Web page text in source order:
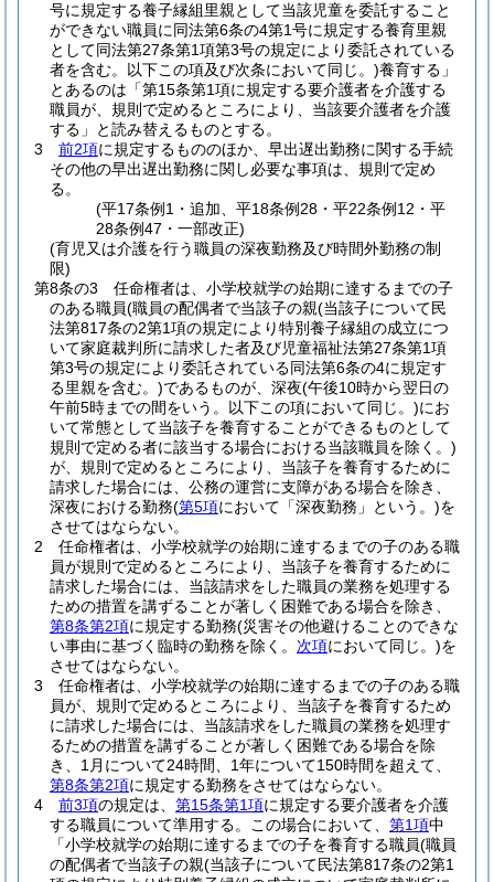
号に規定する養子縁組里親として当該児童を委託すること
ができない職員に同法第6条の4第1号に規定する養育里親
として同法第27条第1項第3号の規定により委託されている
者を含む。以下この項及び次条において同じ。)養育する」
とあるのは「第15条第1項に規定する要介護者を介護する
職員が、規則で定めるところにより、当該要介護者を介護
する」と読み替えるものとする。
3
前2項に規定するもののほか、早出遅出勤務に関する手続
その他の早出遅出勤務に関し必要な事項は、規則で定め
る。
(平17条例1・追加、平18条例28・平22条例12・平
28条例47・一部改正)
(育児又は介護を行う職員の深夜勤務及び時間外勤務の制
限)
第8条の3
任命権者は、小学校就学の始期に達するまでの子
のある職員(職員の配偶者で当該子の親(当該子について民
法第817条の2第1項の規定により特別養子縁組の成立につ
いて家庭裁判所に請求した者及び児童福祉法第27条第1項
第3号の規定により委託されている同法第6条の4に規定す
る里親を含む。)であるものが、深夜(午後10時から翌日の
午前5時までの間をいう。以下この項において同じ。)にお
いて常態として当該子を養育することができるものとして
規則で定める者に該当する場合における当該職員を除く。)
が、規則で定めるところにより、当該子を養育するために
請求した場合には、公務の運営に支障がある場合を除き、
深夜における勤務(第5項において「深夜勤務」という。)を
させてはならない。
2
任命権者は、小学校就学の始期に達するまでの子のある職
員が規則で定めるところにより、当該子を養育するために
請求した場合には、当該請求をした職員の業務を処理する
ための措置を講ずることが著しく困難である場合を除き、
第8条第2項に規定する勤務(災害その他避けることのできな
い事由に基づく臨時の勤務を除く。 次項において同じ。)を
させてはならない。
3
任命権者は、小学校就学の始期に達するまでの子のある職
員が、規則で定めるところにより、当該子を養育するため
に請求した場合には、当該請求をした職員の業務を処理す
るための措置を講ずることが著しく困難である場合を除
き、1月について24時間、1年について150時間を超えて、
第8条第2項に規定する勤務をさせてはならない。
4
前3項の規定は、 第15条第1項に規定する要介護者を介護
する職員について準用する。
この場合において、 第1項中
「小学校就学の始期に達するまでの子を養育する職員(職員
の配偶者で当該子の親(当該子について民法第817条の2第1